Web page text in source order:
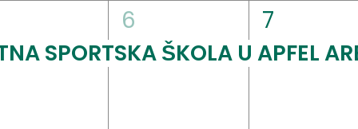
SPORTSKA ŠKOLA U APFEL
1
događaj,
6
1
7